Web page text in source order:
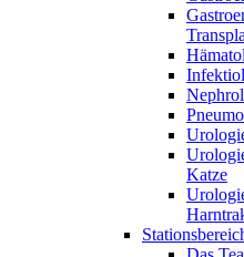
Katze